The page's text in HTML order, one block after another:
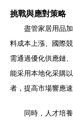
挑戰與應對策略
盡管家居用品
料成本上漲、國際
需通過優化供應鏈
能采用本地化采購
者，提高市場響應速
同時，人才培